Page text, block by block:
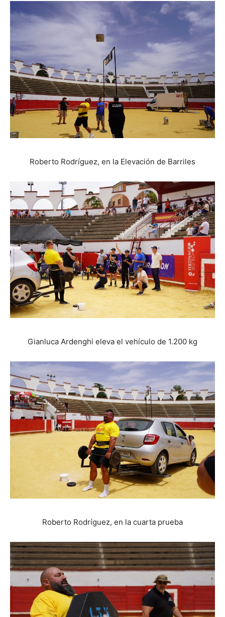
Roberto Rodríguez, en la Elevación de Barriles
Gianluca Ardenghi eleva el vehículo de 1.200 kg
Roberto Rodríguez, en la cuarta prueba